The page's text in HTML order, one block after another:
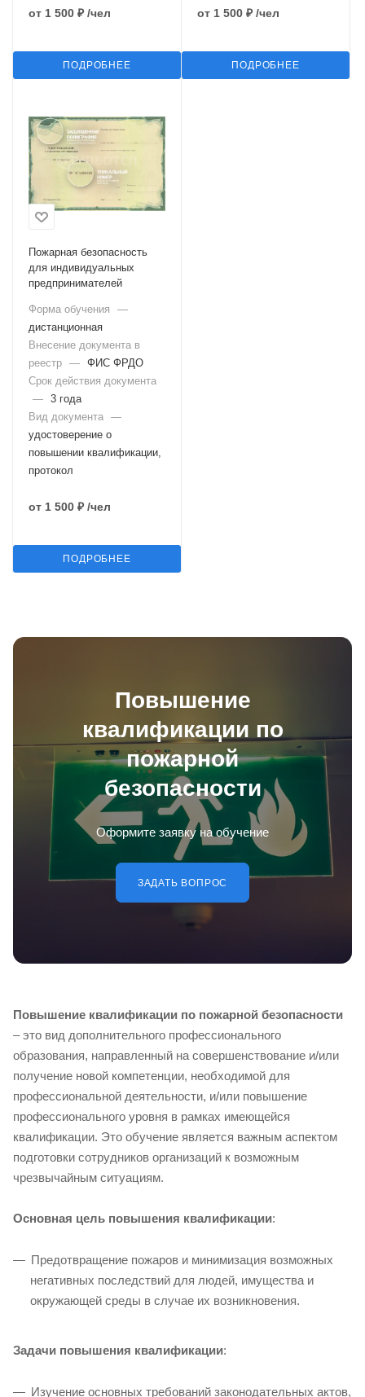
от 1 500 ₽ /чел
ПОДРОБНЕЕ
от 1 500 ₽ /чел
ПОДРОБНЕЕ
Пожарная безопасность
для индивидуальных
предпринимателей
Форма обучения
—
дистанционная
Внесение документа в
реестр — ФИС ФРДО
Срок действия документа
— 3 года
Вид документа —
удостоверение о
повышении квалификации,
протокол
от 1 500 ₽ /чел
ПОДРОБНЕЕ
Повышение
квалификации по
пожарной
безопасности
Оформите заявку на обучение
ЗАДАТЬ ВОПРОС
Повышение квалификации по пожарной безопасности
– это вид дополнительного профессионального
образования, направленный на совершенствование и/или
получение новой компетенции, необходимой для
профессиональной деятельности, и/или повышение
профессионального уровня в рамках имеющейся
квалификации. Это обучение является важным аспектом
подготовки сотрудников организаций к возможным
чрезвычайным ситуациям.
Основная цель повышения квалификации:
Предотвращение пожаров и минимизация возможных
негативных последствий для людей, имущества и
окружающей среды в случае их возникновения.
Задачи повышения квалификации:
Изучение основных требований законодательных актов,